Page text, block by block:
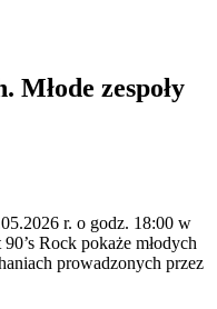
Młode zespoły
r. o godz. 18:00 w
Rock pokaże młodych
prowadzonych przez